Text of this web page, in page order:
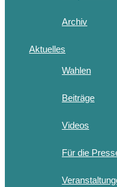
Archiv
Aktuelles
Wahlen
Beiträge
Videos
Für die